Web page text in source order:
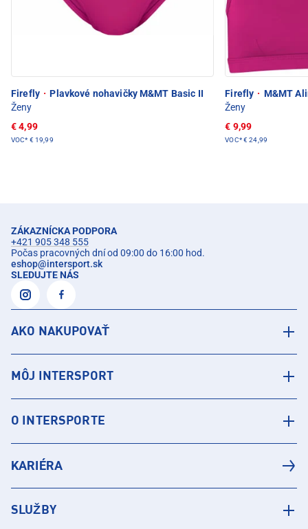
Firefly · Plavkové nohavičky M&MT Basic II
Ženy
€ 4,99
VOC* € 19,99
Firefly · M&MT
Ženy
€ 9,99
VOC*€ 24,99
ZÁKAZNÍCKA PODPORA
+421 905 348 555
Počas pracovných dní od 09:00 do 16:00 hod.
eshop@intersport.sk
SLEDUJTE NÁS
AKO NAKUPOVAŤ
MÔJ INTERSPORT
O INTERSPORTE
KARIÉRA
SLUŽBY